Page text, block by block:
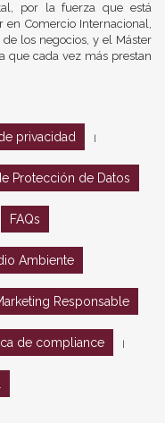
por la fuerza que está
Comercio Internacional,
los negocios, y el Máster
que cada vez más prestan
privacidad
Protección de Datos
FAQs
Ambiente
Responsable
de compliance